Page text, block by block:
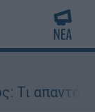
απαντά η